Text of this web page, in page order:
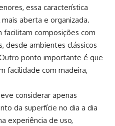
essa característica
aberta e organizada.
facilitam composições com
desde ambientes clássicos
ponto importante é que
facilidade com madeira,
considerar apenas
da superfície no dia a dia
experiência de uso,